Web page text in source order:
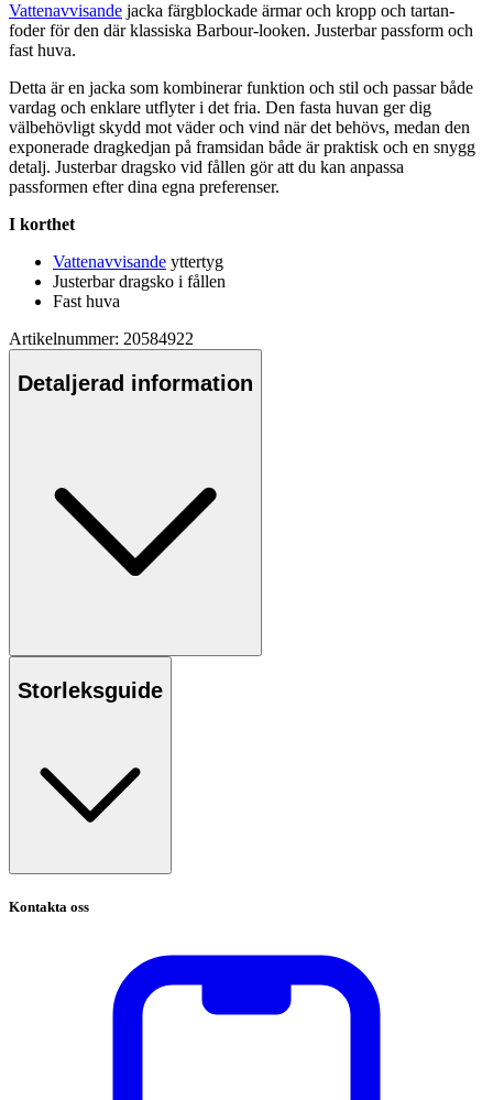
Vattenavvisande jacka färgblockade ärmar och kropp och tartan-
foder för den där klassiska Barbour-looken. Justerbarpassform och
fast huva.
Detta är en jacka som kombinerar funktion och stil och passar både
vardag och enklare utflyter i det fria. Den fasta huvan ger dig
välbehövligt skydd mot väder och vind när det behövs, medan den
exponerade dragkedjan på framsidan både är praktisk och en snygg
detalj. Justerbar dragsko vid fållen gör att du kan anpassa
passformen efter dina egna preferenser.
I korthet
Vattenavvisande yttertyg
Justerbar dragsko i fållen
Fast huva
Artikelnummer: 20584922
Detaljerad information
Storleksguide
Kontakta oss